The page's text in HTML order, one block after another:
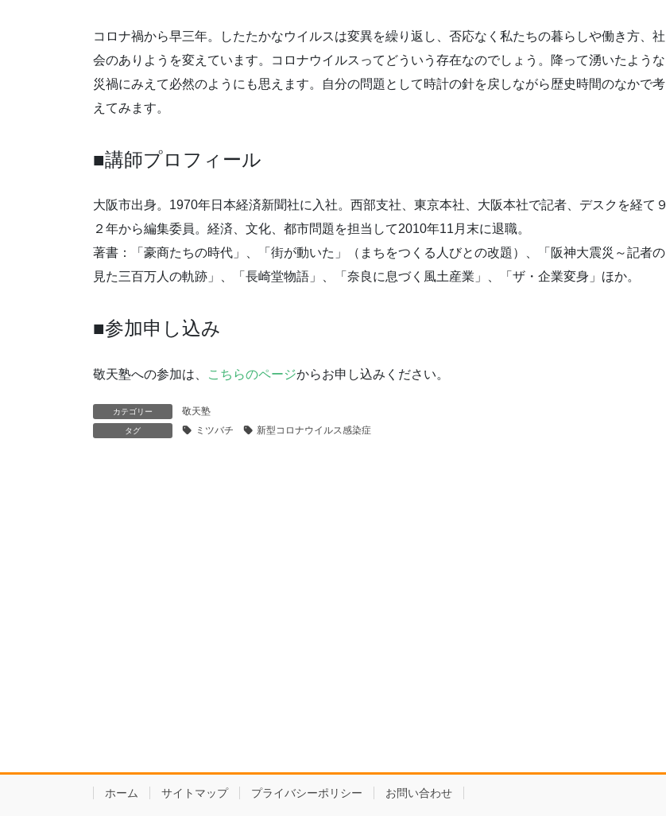
コロナ禍から早三年。したたかなウイルスは変異を繰り返し、否応なく私たちの暮らしや働き方、社
会のありようを変えています。コロナウイルスってどういう存在なのでしょう。降って湧いたような
災禍にみえて必然のようにも思えます。自分の問題として時計の針を戻しながら歴史時間のなかで考
えてみます。
■講師プロフィール
大阪市出身。1970年日本経済新聞社に入社。西部支社、東京本社、大阪本社で記者、デスクを経て９
２年から編集委員。経済、文化、都市問題を担当して2010年11月末に退職。
著書：「豪商たちの時代」、「街が動いた」（まちをつくる人びとの改題）、「阪神大震災～記者の
見た三百万人の軌跡」、「長崎堂物語」、「奈良に息づく風土産業」、「ザ・企業変身」ほか。
■参加申し込み
敬天塾への参加は、 こちらのページからお申し込みください。
カテゴリー 敬天塾
タグ ミツバチ 新型コロナウイルス感染症
ホーム サイトマップ プライバシーポリシー お問い合わせ